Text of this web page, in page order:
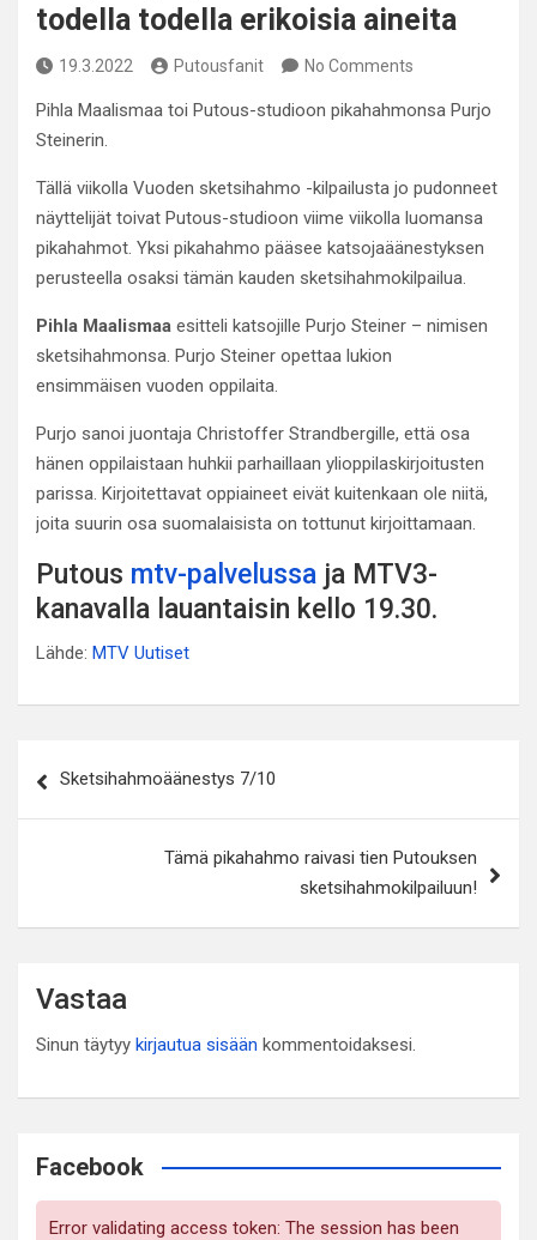
todella todella erikoisia aineita
19.3.2022 Putousfanit No Comments
Pihla Maalismaa toi Putous-studioon pikahahmonsa Purjo
Steinerin.
Tällä viikolla Vuoden sketsihahmo -kilpailusta jo pudonneet
näyttelijät toivat Putous-studioon viime viikolla luomansa
pikahahmot. Yksi pikahahmo pääsee katsojaäänestyksen
perusteella osaksi tämän kauden sketsihahmokilpailua.
Pihla Maalismaa esitteli katsojille Purjo Steiner – nimisen
sketsihahmonsa. Purjo Steiner opettaa lukion
ensimmäisen vuoden oppilaita.
Purjo sanoi juontaja Christoffer Strandbergille, että osa
hänen oppilaistaan huhkii parhaillaan ylioppilaskirjoitusten
parissa. Kirjoitettavat oppiaineet eivät kuitenkaan ole niitä,
joita suurin osa suomalaisista on tottunut kirjoittamaan.
Putous mtv-palvelussa ja MTV3-
kanavalla lauantaisin kello 19.30.
Lähde: MTV Uutiset
selaus
Sketsihahmoäänestys 7/10
Tämä pikahahmo raivasi tien Putouksen
sketsihahmokilpailuun!
Vastaa
Sinun täytyy kirjautua sisään kommentoidaksesi.
Facebook
Error validating access token: The session has been